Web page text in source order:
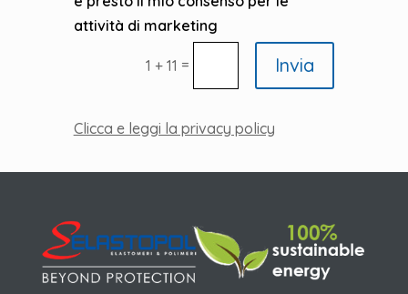
attività di marketing
1 + 11 = Invia
Clicca e leggi la privacy policy